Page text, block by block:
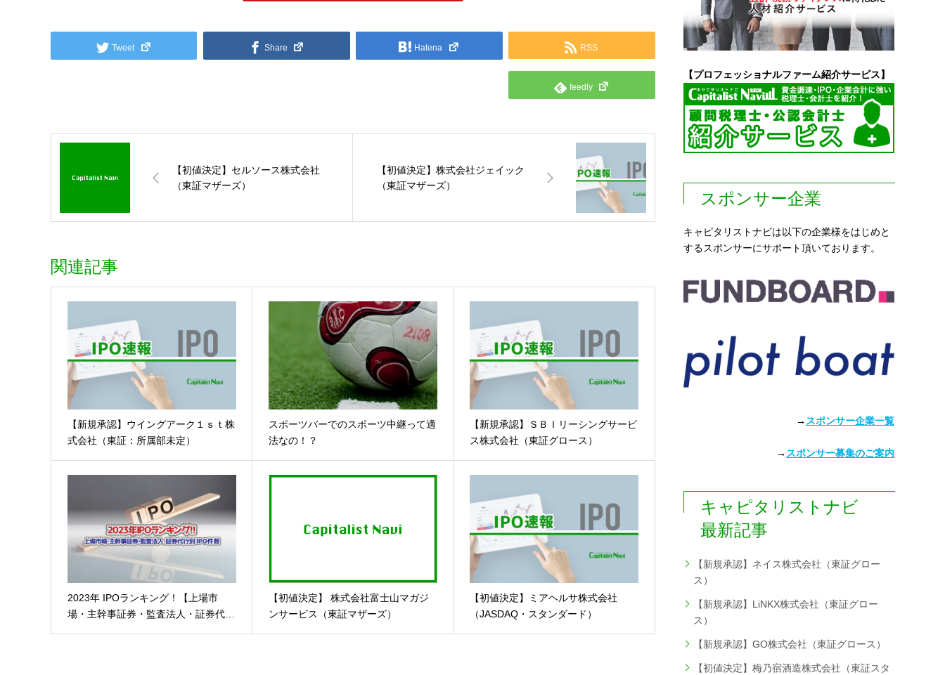
Tweet Share Hatena RSS
feedly
【初値決定】セルソース株式会社
（東証マザーズ）
【初値決定】株式会社ジェイック
（東証マザーズ）
関連記事
【新規承認】ウイングアーク１ｓｔ株
式会社（東証：所属部未定）
スポーツバーでのスポーツ中継って適
法なの！？
【新規承認】ＳＢＩリーシングサービ
ス株式会社（東証グロース）
2023年 IPOランキング！【上場市
場・主幹事証券・監査法人・証券代…
【初値決定】 株式会社富士山マガジ
ンサービス（東証マザーズ）
【初値決定】ミアヘルサ株式会社
（JASDAQ・スタンダード）
【プロフェッショナルファーム紹介サービス】
スポンサー企業
キャピタリストナビは以下の企業様をはじめと
するスポンサーにサポート頂いております。
→ スポンサー企業一覧
→ スポンサー募集のご案内
キャピタリストナビ
最新記事
【新規承認】ネイス株式会社（東証グロー
ス）
【新規承認】LiNKX株式会社（東証グロー
ス）
【新規承認】GO株式会社（東証グロース）
【初値決定】梅乃宿酒造株式会社（東証スタ